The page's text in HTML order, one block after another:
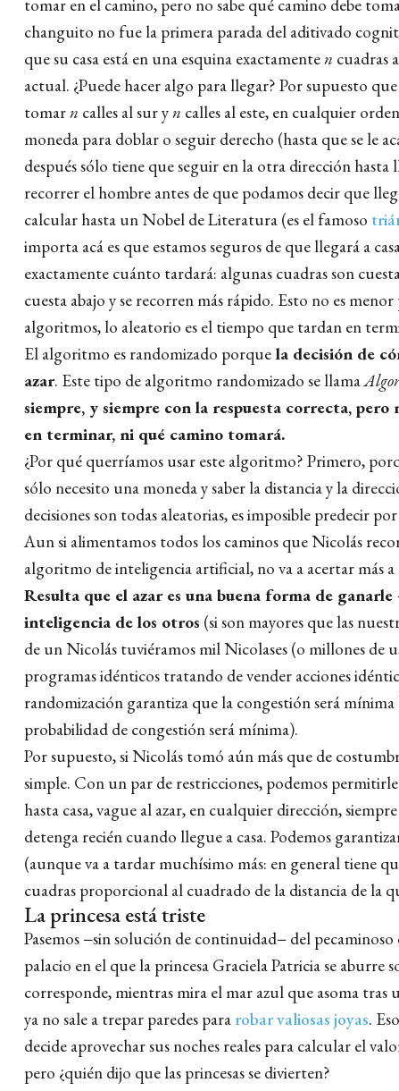
tomar en el camino, pero no sabe qué camino debe
changuito no fue la primera parada del aditivado
que su casa está en una esquina exactamenten cuadras
actual. ¿Puede hacer algo para llegar? Por supuesto
tomarn calles al sur yn calles al este, en cualquier
moneda para doblar o seguir derecho (hasta que se le
después sólo tiene que seguir en la otra dirección
recorrer el hombre antes de que podamos decir que
calcular hasta un Nobel de Literatura (es el famoso
importa acá es que estamos seguros de que llegará a
exactamente cuánto tardará: algunas cuadras son
cuesta abajo y se recorren más rápido. Esto no es
algoritmos, lo aleatorio es el tiempo que tardan en
El algoritmo es randomizado porquela decisión de
azar. Este tipo de algoritmo randomizado se llama
siempre, y siempre con la respuesta correcta, pero
en terminar, ni qué camino tomará.
¿Por qué querríamos usar este algoritmo? Primero,
sólo necesito una moneda y saber la distancia y la
decisiones son todas aleatorias, es imposible predecir
Aun si alimentamos todos los caminos que Nicolás
algoritmo de inteligencia artificial, no va a acertar más
Resulta que el azar es una buena forma de ganarle
inteligencia de los otros (si son mayores que las
de un Nicolás tuviéramos mil Nicolases (o millones de
programas idénticos tratando de vender acciones
randomización garantiza que la congestión será
probabilidad de congestión será mínima).
Por supuesto, si Nicolás tomó aún más que de
simple. Con un par de restricciones, podemos permitirle
hasta casa, vague al azar, en cualquier dirección,
detenga recién cuando llegue a casa. Podemos
(aunque va a tardar muchísimo más: en general tiene
cuadras proporcional al cuadrado de la distancia de la
La princesa está triste
Pasemos −sin solución de continuidad− del
palacio en el que la princesa Graciela Patricia se aburre
corresponde, mientras mira el mar azul que asoma tras
ya no sale a trepar paredes para robar valiosas joyas.
decide aprovechar sus noches reales para calcular el
pero ¿quién dijo que las princesas se divierten?